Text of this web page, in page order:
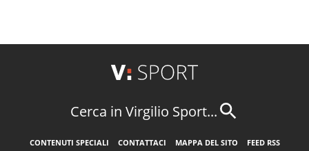
Cerca in Virgilio Sport...
CONTENUTI SPECIALI CONTATTACI MAPPA DEL SITO
FEED RSS